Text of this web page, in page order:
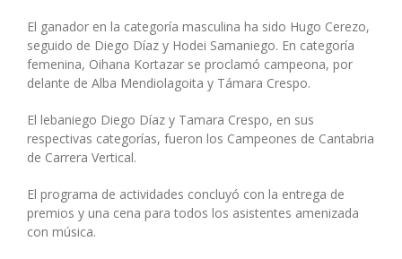
El ganador en la categoría masculina ha sido Hugo Cerezo,
seguido de Diego Díaz y Hodei Samaniego. En categoría
femenina, Oihana Kortazar se proclamó campeona, por
delante de Alba Mendiolagoita y Támara Crespo.
El lebaniego Diego Díaz y Tamara Crespo, en sus
respectivas categorías, fueron los Campeones de Cantabria
de Carrera Vertical.
El programa de actividades concluyó con la entrega de
premios y una cena para todos los asistentes amenizada
con música.